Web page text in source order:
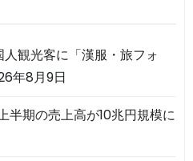
観光客に「漢服・旅フォ
年8月9日
半期の売上高が10兆円規模に